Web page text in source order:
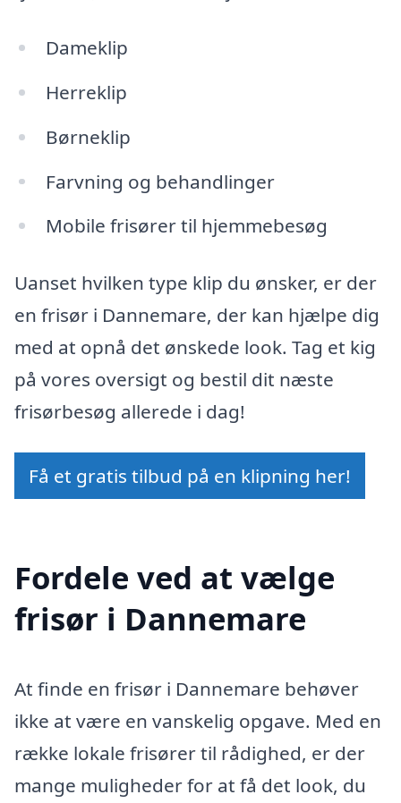
Dameklip
Herreklip
Børneklip
Farvning og behandlinger
Mobile frisører til hjemmebesøg
Uanset hvilken type klip du ønsker, er der
en frisør i Dannemare, der kan hjælpe dig
med at opnå det ønskede look. Tag et kig
på vores oversigt og bestil dit næste
frisørbesøg allerede i dag!
Få et gratis tilbud på en klipning her!
Fordele ved at vælge
frisør i Dannemare
At finde en frisør i Dannemare behøver
ikke at være en vanskelig opgave. Med en
række lokale frisører til rådighed, er der
mange muligheder for at få det look, du